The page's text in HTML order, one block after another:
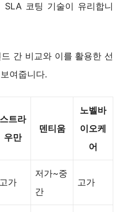
SLA 코팅 기술이 유리합니
간 비교와 이를 활용한 선
여줍니다.
스트라
우만
덴티움
노벨바
이오케
어
고가
저가~중
간
고가